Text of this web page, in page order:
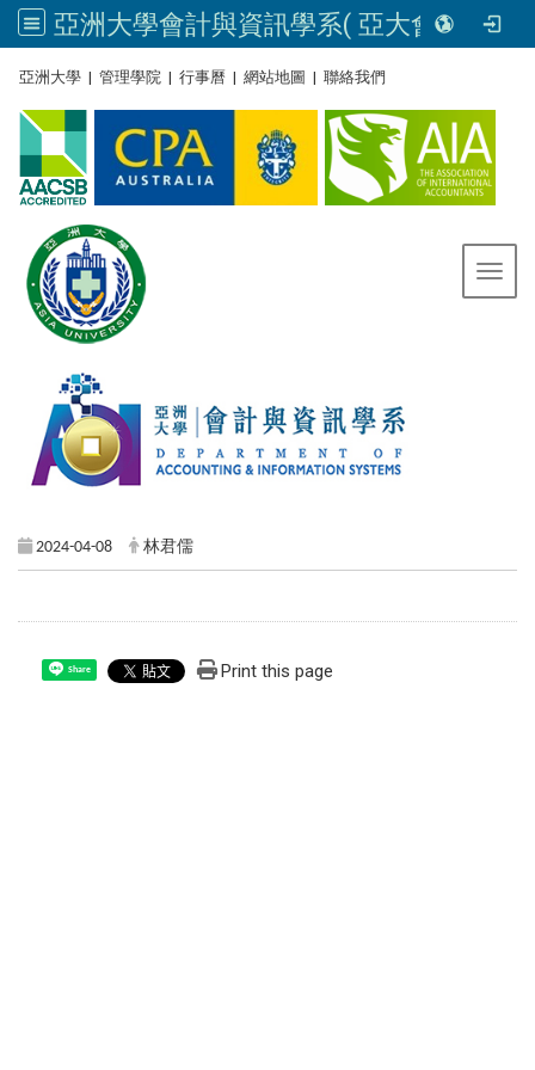
亞洲大學會計與資訊學系( 亞大會資系官網) | Asia University, Taiwan
亞洲大學 | 管理學院 | 行事曆 | 網站地圖 | 聯絡我們
2024-04-08 林君儒
Share Print this page